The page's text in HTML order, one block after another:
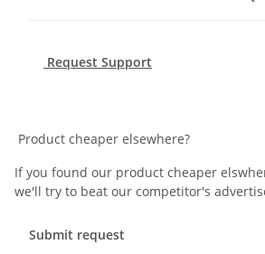
Request Support
Product cheaper elsewhere?
If you found our product cheaper
we'll try to beat our competitor's
Submit request